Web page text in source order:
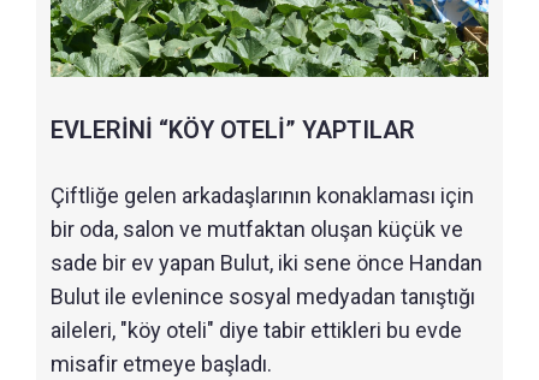
EVLERİNİ “KÖY OTELİ” YAPTILAR
Çiftliğe gelen arkadaşlarının konaklaması için
bir oda, salon ve mutfaktan oluşan küçük ve
sade bir ev yapan Bulut, iki sene önce Handan
Bulut ile evlenince sosyal medyadan tanıştığı
aileleri, "köy oteli" diye tabir ettikleri bu evde
misafir etmeye başladı.